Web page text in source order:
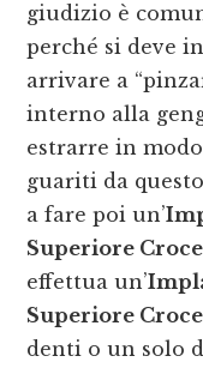
giudizio è
perché si deve
arrivare a
interno alla
estrarre in
guariti da
a fare poi un’
Superiore
effettua un’
Superiore
denti o un solo